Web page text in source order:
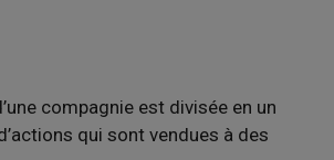
compagnie est divisée en un
qui sont vendues à des